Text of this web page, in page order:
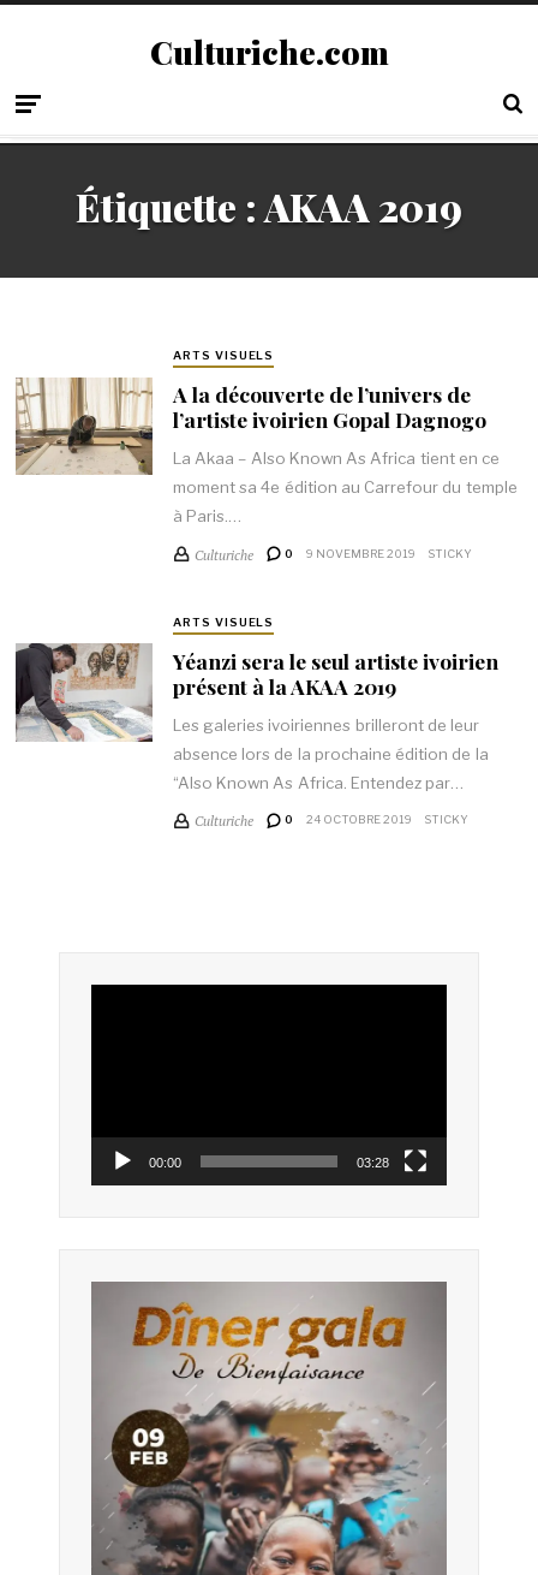
Culturiche.com
Étiquette :AKAA 2019
ARTS VISUELS
A la découverte de l’univers de
l’artiste ivoirien Gopal Dagnogo
La Akaa – Also Known As Africa tient en ce
moment sa 4e édition au Carrefour du temple
à Paris.…
Culturiche 0 9 NOVEMBRE 2019 STICKY
ARTS VISUELS
Yéanzi sera le seul artiste ivoirien
présent à la AKAA 2019
Les galeries ivoiriennes brilleront de leur
absence lors de la prochaine édition de la
“Also Known As Africa. Entendez par…
Culturiche 0 24 OCTOBRE 2019 STICKY
00:00 03:28